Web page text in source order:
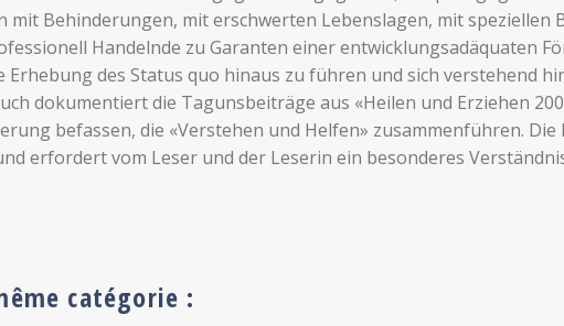
Behinderungen, mit erschwerten Lebenslagen, mit speziellen
Handelnde zu Garanten einer entwicklungsadäquaten
des Status quo hinaus zu führen und sich verstehend
dokumentiert die Tagunsbeiträge aus «Heilen und Erziehen
befassen, die «Verstehen und Helfen» zusammenführen.
erfordert vom Leser und der Leserin ein besonderes
catégorie :